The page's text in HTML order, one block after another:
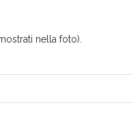
nella foto).